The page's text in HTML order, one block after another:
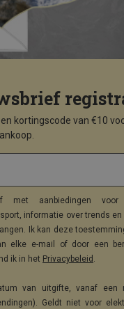
kortingscode van €10
aanbiedingen voor
informatie over trends
Ik kan deze
elke e-mail of door een
ik in het Privacybeleid .
van uitgifte, vanaf een
Geldt niet voor